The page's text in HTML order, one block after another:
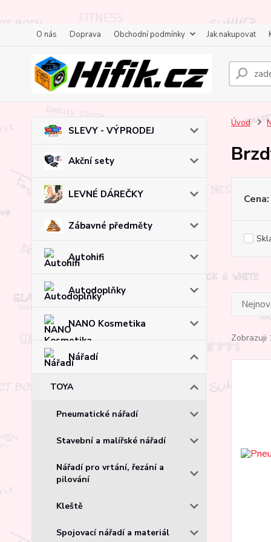
O nás Doprava Obchodní podmínky Jak nakupovat
SLEVY - VÝPRODEJ
Akční sety
LEVNÉ DÁREČKY
Zábavné předměty
Autohifi
Autodoplňky
NANO Kosmetika
Nářadí
TOYA
Pneumatické nářadí
Stavební a malířské nářadí
Nářadí pro vrtání, řezání a
pilování
Kleště
Spojovací nářadí a materiál
Úvod
Cena:
Zobrazuji